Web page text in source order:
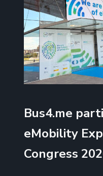
Bus4.me
eMobility
Congress